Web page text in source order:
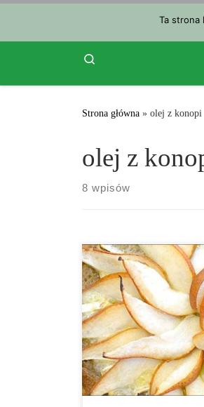
Strona główna » olej z konopi
olej z
8 wpisów
Czas przygotowania: 2
minut Gotowe w: 2.4
musisz wypróbować,
rozpływa się w ustach!
szklanki ciepłej wody 1
łyżka drożdży […]
Ta strona